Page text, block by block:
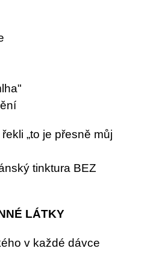
„to je přesně můj
tinktura BEZ
LÁTKY
v každé dávce